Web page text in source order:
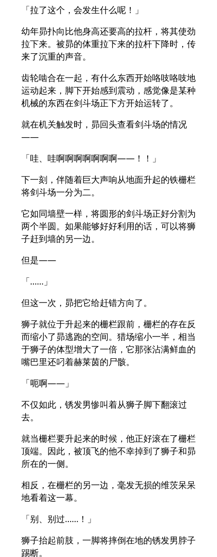
「拉了这个，会发生什么呢！」
幼年昴扑向比他身高还要高的拉杆，将其使劲
拉下来。被昴的体重拉下来的拉杆下降时，传
来了沉重的声音。
齿轮啮合在一起，有什么东西开始咯吱咯吱地
运动起来，脚下开始感到震动，感觉像是某种
机械的东西在剑斗场正下方开始运转了。
就在机关触发时，昴回头查看剑斗场的情况
——
「哇、哇啊啊啊啊啊啊啊——！！」
下一刻，伴随着巨大声响从地面升起的铁栅栏
将剑斗场一分为二。
它如同墙壁一样，将圆形的剑斗场正好分割为
两个半圆。如果能够好好利用的话，可以将狮
子赶到墙的另一边。
但是——
「……」
但这一次，昴把它给赶错方向了。
狮子就位于升起来的栅栏跟前，栅栏的存在反
而缩小了昴逃跑的空间。猎场缩小一半，相当
于狮子的体型增大了一倍，它那张沾满鲜血的
嘴巴里还叼着赫莱茵的尸骸。
「呃啊——」
不仅如此，锈发男惨叫着从狮子脚下翻滚过
去。
就当栅栏要升起来的时候，他正好滚在了栅栏
顶端。因此，被顶飞的他不幸掉到了狮子和昴
所在的一侧。
相反，在栅栏的另一边，毫发无损的维茨呆呆
地看着这一幕。
「别、别过……！」
狮子抬起前肢，一脚将摔倒在地的锈发男脖子
踢断。